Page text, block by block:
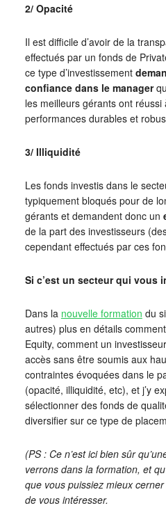
2/ Opacité
Il est difficile d’avoir de la
effectués par un fonds de
ce type d’investissement
confiance dans le manager
les meilleurs gérants ont
performances durables et
3/ Illiquidité
Les fonds investis dans le
typiquement bloqués pour de
gérants et demandent donc un
de la part des investisseurs
cependant effectués par ces
Si c’est un secteur qui vous
Dans la nouvelle formation du
autres) plus en détails
Equity, comment un
accès sans être soumis aux
contraintes évoquées dans le
(opacité, illiquidité, etc), et j’y
sélectionner des fonds de
diversifier sur ce type de
(PS : Ce n’est ici bien sûr
verrons dans la formation, et
que vous puissiez mieux
de vous intéresser.